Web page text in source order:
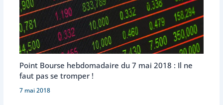
Point Bourse hebdomadaire du 7 mai 2018 : Il ne
faut pas se tromper !
7 mai 2018